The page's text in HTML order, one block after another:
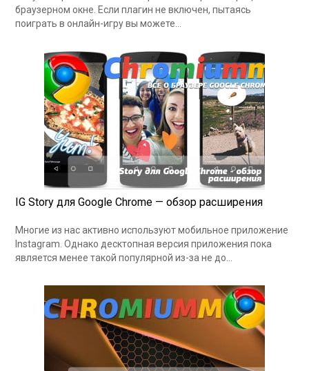
браузерном окне. Если плагин не включен, пытаясь
поиграть в онлайн-игру вы можете…
IG Story для Google Chrome — обзор расширения
Многие из нас активно используют мобильное приложение
Instagram. Однако десктопная версия приложения пока
является менее такой популярной из-за не до…